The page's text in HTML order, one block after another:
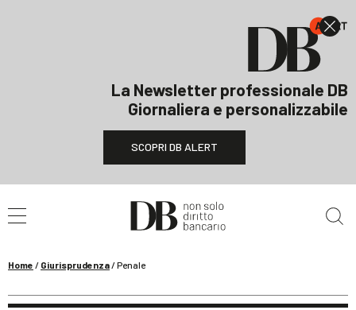
La Newsletter professionale DB
Giornaliera e personalizzabile
SCOPRI DB ALERT
Home / Giurisprudenza/Penale